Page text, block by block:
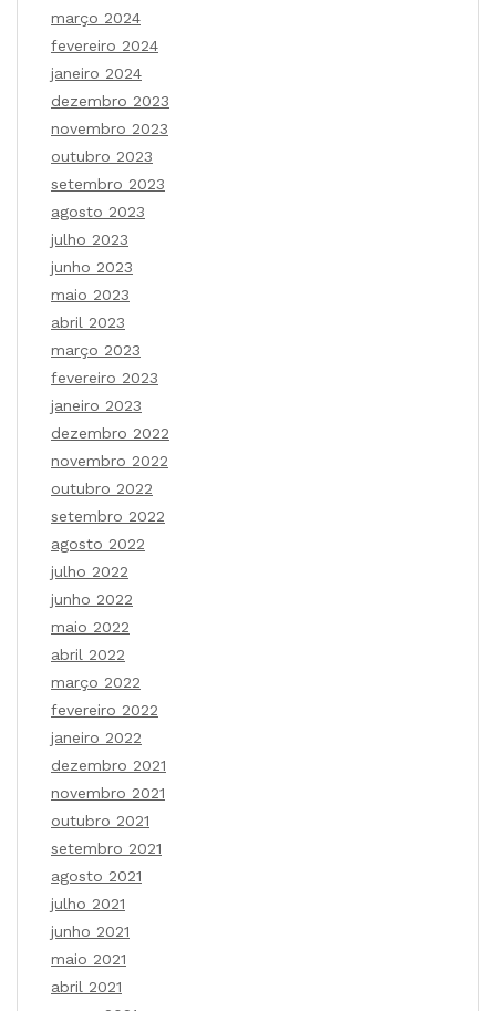
março 2024
fevereiro 2024
janeiro 2024
dezembro 2023
novembro 2023
outubro 2023
setembro 2023
agosto 2023
julho 2023
junho 2023
maio 2023
abril 2023
março 2023
fevereiro 2023
janeiro 2023
dezembro 2022
novembro 2022
outubro 2022
setembro 2022
agosto 2022
julho 2022
junho 2022
maio 2022
abril 2022
março 2022
fevereiro 2022
janeiro 2022
dezembro 2021
novembro 2021
outubro 2021
setembro 2021
agosto 2021
julho 2021
junho 2021
maio 2021
abril 2021